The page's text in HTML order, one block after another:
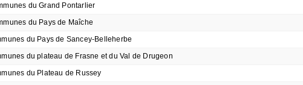
du Grand Pontarlier
du Pays de Maîche
du Pays de Sancey-Belleherbe
du plateau de Frasne et du Val de Drugeon
du Plateau de Russey